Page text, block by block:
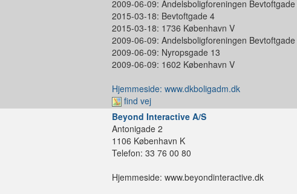
2009-06-09: Andelsboligforeningen
2015-03-18: Bevtoftgade 4
2015-03-18: 1736 København V
2009-06-09: Andelsboligforeningen
2009-06-09: Nyropsgade 13
2009-06-09: 1602 København V
Hjemmeside: www.dkboligadm.dk
find vej
Beyond Interactive A/S
Antonigade 2
1106 København K
Telefon: 33 76 00 80
Hjemmeside: www.beyondinteractive.dk